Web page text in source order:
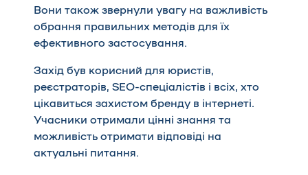
Вони також звернули увагу на важливість
обрання правильних методів для їх
ефективного застосування.
Захід був корисний для юристів,
реєстраторів, SEO-спеціалістів і всіх, хто
цікавиться захистом бренду в інтернеті.
Учасники отримали цінні знання та
можливість отримати відповіді на
актуальні питання.